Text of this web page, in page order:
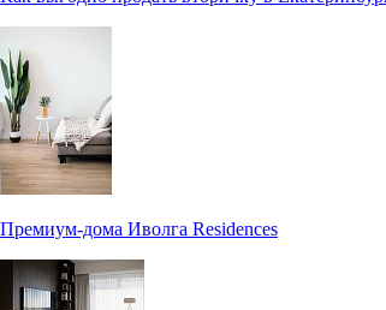
Премиум-дома Иволга Residences